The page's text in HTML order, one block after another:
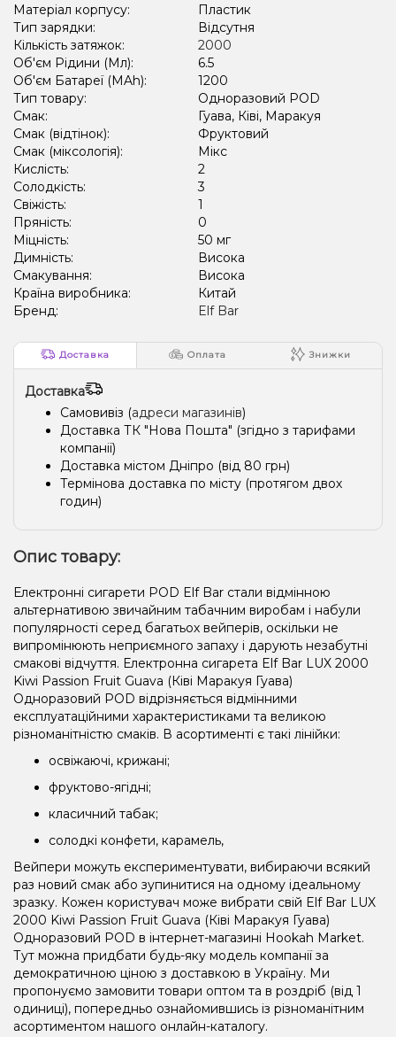
Матеріал корпусу:
Пластик
Тип зарядки:
Відсутня
Кількість затяжок:
2000
Об'єм Рідини (Мл):
6.5
Об'єм Батареї (MAh):
1200
Тип товару:
Одноразовий POD
Смак:
Гуава, Ківі, Маракуя
Смак (відтінок):
Фруктовий
Смак (міксологія):
Мікс
Кислість:
2
Солодкість:
3
Свіжість:
1
Пряність:
0
Міцність:
50 мг
Димність:
Висока
Смакування:
Висока
Країна виробника:
Китай
Бренд:
Elf Bar
Доставка Оплата Знижки
Доставка
Самовивіз (адреси магазинів)
Доставка ТК "Нова Пошта" (згідно з тарифами
компанії)
Доставка містом Дніпро (від 80 грн)
Термінова доставка по місту (протягом двох
годин)
Опис товару:
Електронні сигарети POD Elf Bar стали відмінною
альтернативою звичайним табачним виробам і набули
популярності серед багатьох вейперів, оскільки не
випромінюють неприємного запаху і дарують незабутні
смакові відчуття. Електронна сигарета Elf Bar LUX 2000
Kiwi Passion Fruit Guava (Ківі Маракуя Гуава)
Одноразовий POD відрізняється відмінними
експлуатаційними характеристиками та великою
різноманітністю смаків. В асортименті є такі лінійки:
освіжаючі, крижані;
фруктово-ягідні;
класичний табак;
солодкі конфети, карамель,
Вейпери можуть експериментувати, вибираючи всякий
раз новий смак або зупинитися на одному ідеальному
зразку. Кожен користувач може вибрати свій Elf Bar LUX
2000 Kiwi Passion Fruit Guava (Ківі Маракуя Гуава)
Одноразовий POD в інтернет-магазині Hookah Market.
Тут можна придбати будь-яку модель компанії за
демократичною ціною з доставкою в Україну. Ми
пропонуємо замовити товари оптом та в роздріб (від 1
одиниці), попередньо ознайомившись із різноманітним
асортиментом нашого онлайн-каталогу.